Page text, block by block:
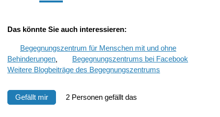
Das könnte Sie auch interessieren:
Begegnungszentrum für Menschen mit und ohne
Behinderungen,
Begegnungszentrums bei Facebook
Weitere Blogbeiträge des Begegnungszentrums
Gefällt mir 2 Personen gefällt das